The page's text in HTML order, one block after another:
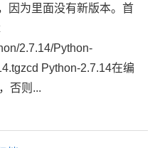
因为里面没有新版本。首
2.7.14/Python-
Python-2.7.14在编
否则...